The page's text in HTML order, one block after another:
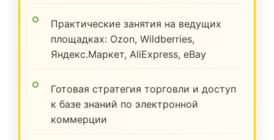
Практические занятия на ведущих
площадках: Ozon, Wildberries,
Яндекс.Маркет, AliExpress, eBay
Готовая стратегия торговли и доступ
к базе знаний по электронной
коммерции